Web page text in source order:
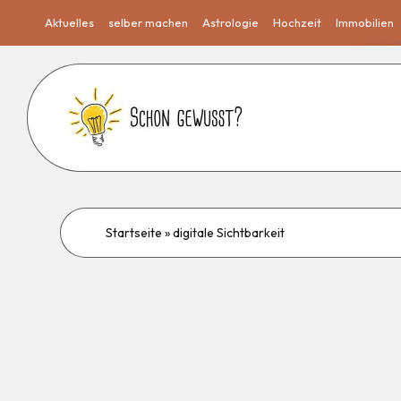
Aktuelles selber machen Astrologie Hochzeit Immobilien
Startseite »digitale Sichtbarkeit